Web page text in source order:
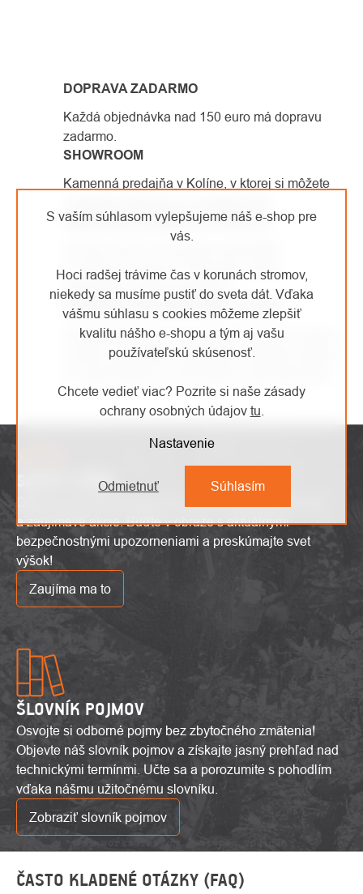
S vaším súhlasom vylepšujeme náš e-shop pre
vás.
Hoci radšej trávime čas v korunách stromov,
niekedy sa musíme pustiť do sveta dát. Vďaka
vášmu súhlasu s cookies môžeme zlepšiť
kvalitu nášho e-shopu a tým aj vašu
používateľskú skúsenosť.
Chcete vedieť viac? Pozrite si naše zásady
ochrany osobných údajov tu
Nastavenie
Odmietnuť Súhlasím
VÝPISU
DOPRAVA ZADARMO
Každá objednávka nad 150 euro má dopravu
zadarmo.
SHOWROOM
Kamenná predajňa v Kolíne, v ktorej si môžete
SAMI PRACUJEME VO VÝŠKACH
a výškovým prácam. Vybavenie, ktoré
predávame, sami používame.
JEDNODUCHÉ VRÁTENIE TOVARU
Vaša spokojnosť je pre nás prioritou číslo jedna,
a preto sa prípadné reklamácie snažíme vybaviť
SAFETY ZÓNA
a zaujímavé akcie. Buďte v obraze s aktuálnymi
bezpečnostnými upozorneniami a preskúmajte svet
výšok!
Zaujíma ma to
ŠLOVNÍK POJMOV
Osvojte si odborné pojmy bez zbytočného zmätenia!
Objevte náš slovník pojmov a získajte jasný prehľad nad
technickými termínmi. Učte sa a porozumite s pohodlím
vďaka nášmu užitočnému slovníku.
Zobraziť slovník pojmov
ČASTO KLADENÉ OTÁZKY (FAQ)